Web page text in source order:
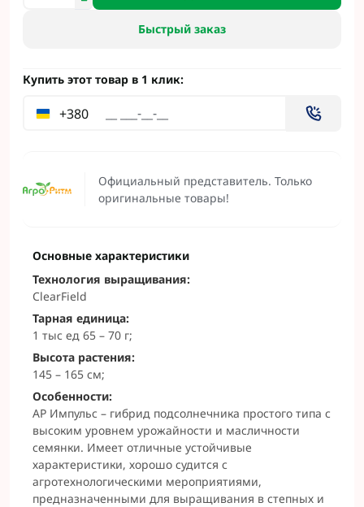
Официальный представитель. Только
оригинальные товары!
Быстрый заказ
Купить этот товар в 1 клик:
+380
Основные характеристики
Технология выращивания:
ClearField
Тарная единица:
1 тыс ед 65 – 70 г;
Высота растения:
145 – 165 см;
Особенности:
АР Импульс – гибрид подсолнечника простого типа с
высоким уровнем урожайности и масличности
семянки. Имеет отличные устойчивые
характеристики, хорошо судится с
агротехнологическими мероприятиями,
предназначенными для выращивания в степных и